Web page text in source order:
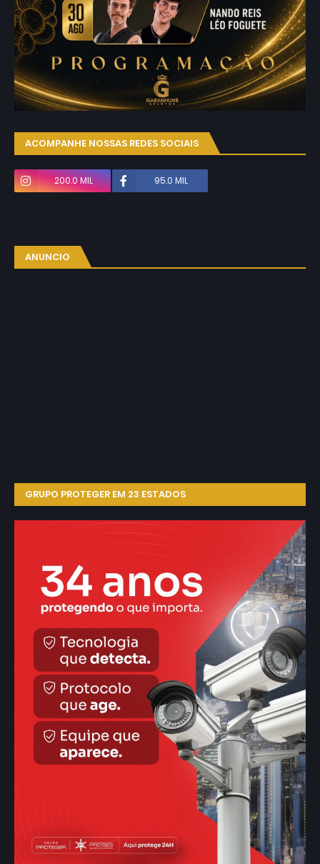
ACOMPANHE NOSSAS REDES SOCIAIS
200.0 MIL 95.0 MIL
ANUNCIO
GRUPO PROTEGER EM 23 ESTADOS